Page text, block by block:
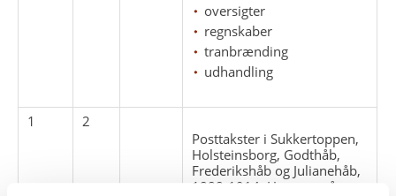
oversigter
regnskaber
tranbrænding
udhandling
1
2
Posttakster i Sukkertoppen,
Holsteinsborg, Godthåb,
Frederikshåb og Julianehåb,
1888-1914. Haves også som